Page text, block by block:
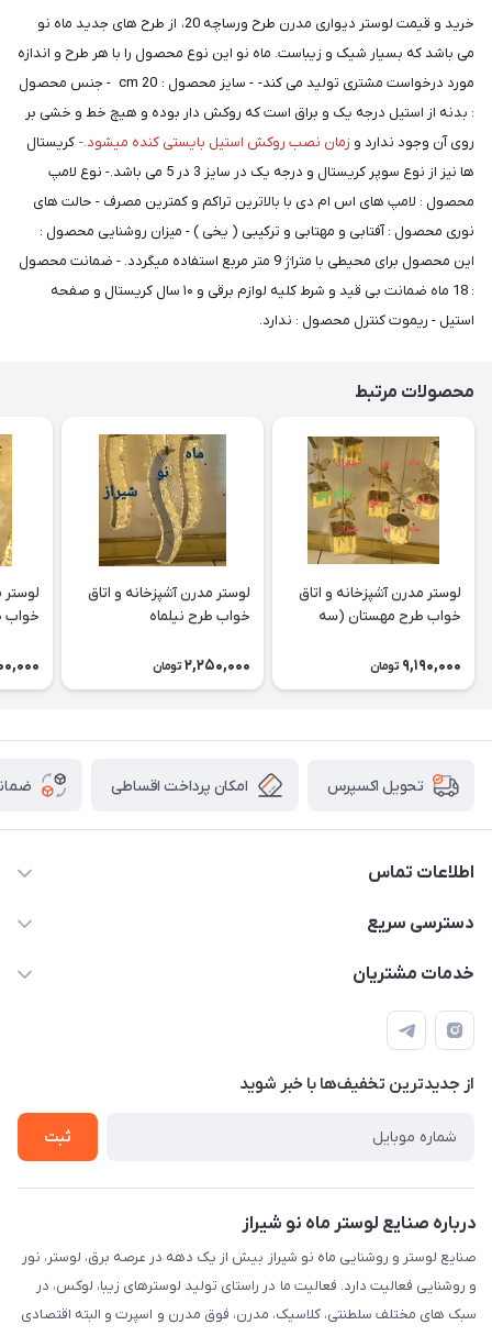
خرید و قیمت لوستر دیواری مدرن طرح ورساچه 20، از طرح های جدید ماه نو
می باشد که بسیار شیک و زیباست. ماه نو این نوع محصول را با هر طرح و اندازه
مورد درخواست مشتری تولید می کند- - سایز محصول : 20 cm - جنس محصول
: بدنه از استیل درجه یک و براق است که روکش دار بوده و هیچ خط و خشی بر
روی آن وجود ندارد و زمان نصب روکش استیل بایستی کنده میشود.- کریستال
ها نیز از نوع سوپر کریستال و درجه یک در سایز 3 در 5 می باشد.- نوع لامپ
محصول : لامپ های اس ام دی با بالاترین تراکم و کمترین مصرف - حالت های
نوری محصول : آفتابی و مهتابی و ترکیبی ( یخی ) - میزان روشنایی محصول :
این محصول برای محیطی با متراژ 9 متر مربع استفاده میگردد. - ضمانت محصول
: 18 ماه ضمانت بی قید و شرط کلیه لوازم برقی و ۱۰ سال کریستال و صفحه
استیل - ریموت کنترل محصول : ندارد.
محصولات مرتبط
لوستر مدرن آشپزخانه و اتاق
خواب طرح مهستان (سه
9,190,000 تومان
لوستر مدرن آشپزخانه و اتاق
خواب طرح نیلماه
2,250,000 تومان
لوستر
خواب
تحویل اکسپرس امکان پرداخت اقساطی
اطلاعات تماس
09171115348
طبقه همکف واحد 131
دسترسی سریع
مجله فروشگاه
درباره ما
تماس با ما
خدمات مشتریان
قوانین و مقررات
حریم خصوصی
راهنما
از جدید‌ترین تخفیف‌ها با‌ خبر شوید
ثبت
درباره صنایع لوستر ماه نو شیراز
صنایع لوستر و روشنایی ماه نو شیراز بیش از یک دهه در عرصه برق، لوستر، نور
و روشنایی فعالیت دارد. فعالیت ما در راستای تولید لوسترهای زیبا، لوکس، در
سبک های مختلف سلطنتی، کلاسیک، مدرن، فوق مدرن و اسپرت و البته اقتصادی